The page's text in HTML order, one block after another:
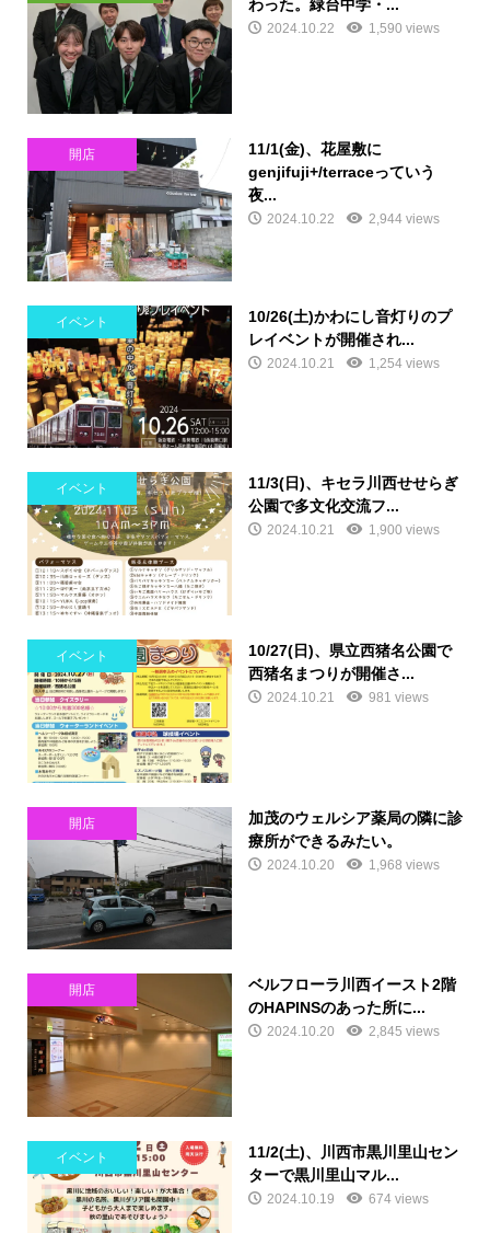
わった。緑台中学・...
2024.10.22 1,590 views
開店
11/1(金)、花屋敷に
genjifuji+/terraceっていう
夜...
2024.10.22 2,944 views
イベント
10/26(土)かわにし音灯りのプ
レイベントが開催され...
2024.10.21 1,254 views
イベント
11/3(日)、キセラ川西せせらぎ
公園で多文化交流フ...
2024.10.21 1,900 views
イベント
10/27(日)、県立西猪名公園で
西猪名まつりが開催さ...
2024.10.21 981 views
開店
加茂のウェルシア薬局の隣に診
療所ができるみたい。
2024.10.20 1,968 views
開店
ベルフローラ川西イースト2階
のHAPINSのあった所に...
2024.10.20 2,845 views
イベント
11/2(土)、川西市黒川里山セン
ターで黒川里山マル...
2024.10.19 674 views